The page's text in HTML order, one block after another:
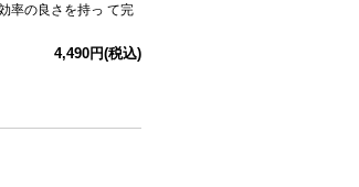
率の良さを持っ て完
4,490円(税込)